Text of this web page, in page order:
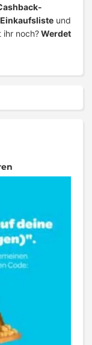
und
ihr noch?Werdet